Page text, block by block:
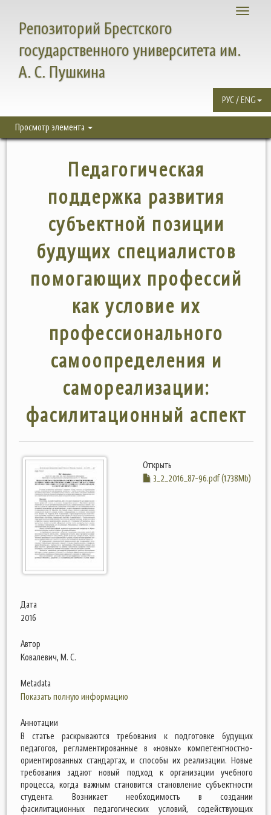
Toggle
Репозиторий Брестского
государственного университета им.
А. С. Пушкина
РУС / ENG
Просмотр элемента
Педагогическая
поддержка развития
субъектной позиции
будущих специалистов
помогающих профессий
как условие их
профессионального
самоопределения и
самореализации:
фасилитационный аспект
Открыть
3_2_2016_87-96.pdf (1.738Mb)
Дата
2016
Автор
Ковалевич, М. С.
Metadata
Показать полную информацию
Аннотации
В статье раскрываются требования к подготовке будущих
педагогов, регламентированные в «новых» компетентностно-
ориентированных стандартах, и способы их реализации. Новые
требования задают новый подход к организации учебного
процесса, когда важным становится становление субъектности
студента. Возникает необходимость в создании
фасилитационных педагогических условий, содействующих